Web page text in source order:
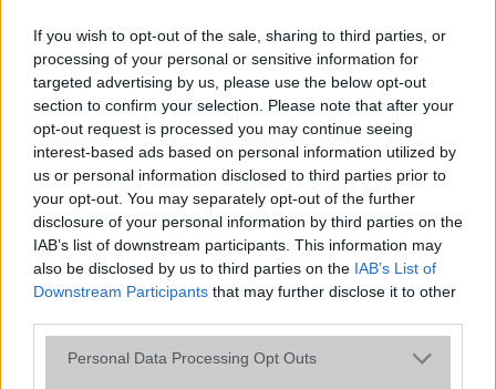
If you wish to opt-out of the sale, sharing to third parties, or
processing of your personal or sensitive information for
targeted advertising by us, please use the below opt-out
section to confirm your selection. Please note that after your
opt-out request is processed you may continue seeing
interest-based ads based on personal information utilized by
us or personal information disclosed to third parties prior to
your opt-out. You may separately opt-out of the further
disclosure of your personal information by third parties on the
IAB’s list of downstream participants. This information may
also be disclosed by us to third parties on the IAB’s List of
Downstream Participants that may further disclose it to other
Please note that this website/app uses one or more Google
Personal Data Processing Opt Outs
Beszélgetési idő h /
Gyorstöltés
Gyorstöltésre alkalmas
ALKALMAZÁSOK ÉS ÉRZÉKELŐK
Java Nincs
Flash/Ujjlenyomat olvasó Fingerprint sensor
SNS integráció alap szolgáltatás
T9 szótár alkalmazás független szótár
Office alkalmazások alap szolgáltatás